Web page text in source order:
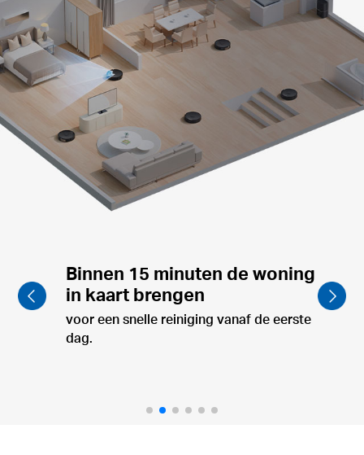
Zelfstandig reinigingsroutes
plannen,
intelligente indeling in zones en planning
van optimale reinigingsroutes.